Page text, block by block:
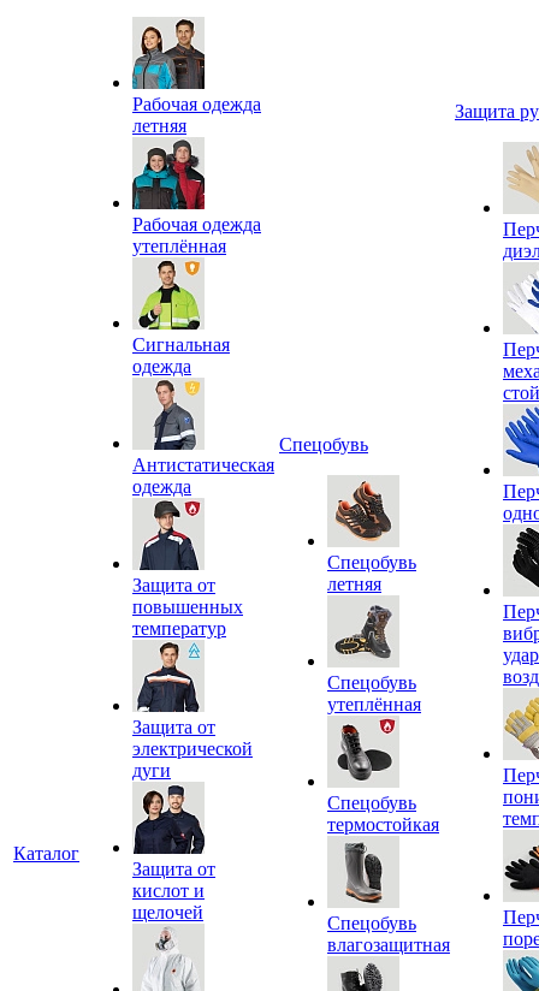
Каталог
Рабочая одежда
летняя
Рабочая одежда
утеплённая
Сигнальная
одежда
Антистатическая
одежда
Защита от
повышенных
температур
Защита от
электрической
дуги
Защита от
кислот и
щелочей
Спецобувь
Спецобувь
летняя
Спецобувь
утеплённая
Спецобувь
термостойкая
Спецобувь
влагозащитная
Защита